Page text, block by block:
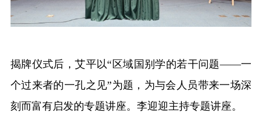
揭牌仪式后，艾平以“区域国别学的若干问题——一
个过来者的一孔之见”为题，为与会人员带来一场深
刻而富有启发的专题讲座。李迎迎主持专题讲座。